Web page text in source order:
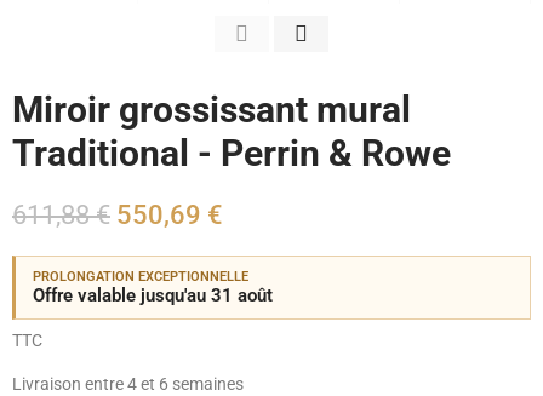
Miroir grossissant mural
Traditional - Perrin & Rowe
611,88 € 550,69 €
PROLONGATION EXCEPTIONNELLE
Offre valable jusqu'au 31 août
TTC
Livraison entre 4 et 6 semaines